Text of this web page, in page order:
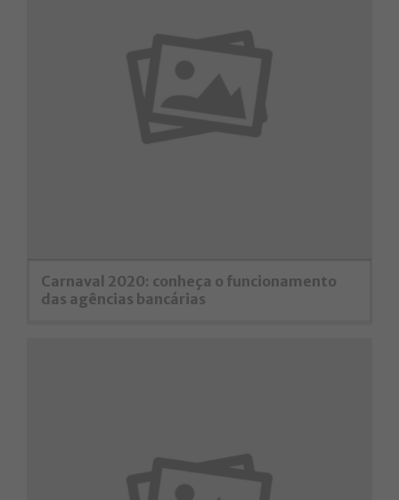
Carnaval 2020: conheça o funcionamento
das agências bancárias